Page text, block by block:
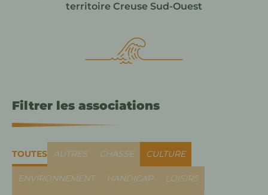
territoire Creuse Sud-Ouest
Filtrer les associations
TOUTES AUTRES CHASSE CULTURE
ENVIRONNEMENT HANDICAP LOISIRS